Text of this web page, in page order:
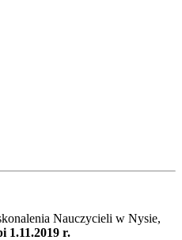
Nauczycieli w Nysie,
1.11.2019 r.